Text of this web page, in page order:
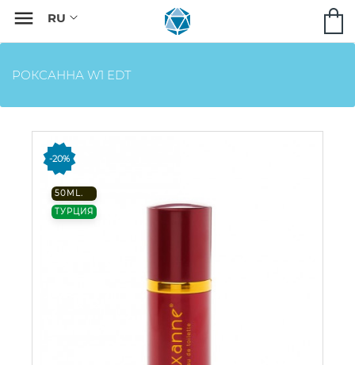

РОКСАННА W1 EDT
-20%
50ML.
ТУРЦИЯ